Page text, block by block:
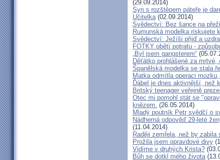
(29.09.2014)
Syn s rozštěpem páteře je
Učitelka (02.09.2014)
Svědectví: Bez šance na
Rumunská modelka riskujete
Svědectví: Ježíši přijď a
FOTKY obětí potratu -
„Byl jsem gangsterem“
Děťátko prohlášené za
Španělská modelka se stala
Matka odmítla operaci
Ďábel je dnes aktivnější, než
Britský teenager veřejně
Otec mi pomohl stát se
knězem. (26.05.2014)
Mladý poutník Petr svědčí o
Nádherná odpověď 29-leté
(11.04.2014)
Raději zemřela, než by zabila
Prožila jsem opravdové divy
Vidíme v druhých Krista?
Bůh se dotkl mého života